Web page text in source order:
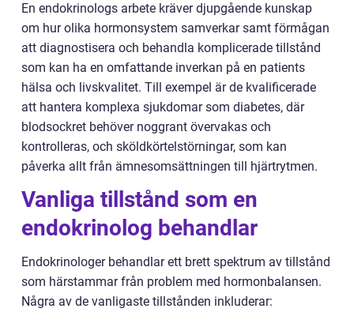
En endokrinologs arbete kräver djupgående kunskap
om hur olika hormonsystem samverkar samt förmågan
att diagnostisera och behandla komplicerade tillstånd
som kan ha en omfattande inverkan på en patients
hälsa och livskvalitet. Till exempel är de kvalificerade
att hantera komplexa sjukdomar som diabetes, där
blodsockret behöver noggrant övervakas och
kontrolleras, och sköldkörtelstörningar, som kan
påverka allt från ämnesomsättningen till hjärtrytmen.
Vanliga tillstånd som en
endokrinolog behandlar
Endokrinologer behandlar ett brett spektrum av tillstånd
som härstammar från problem med hormonbalansen.
Några av de vanligaste tillstånden inkluderar: